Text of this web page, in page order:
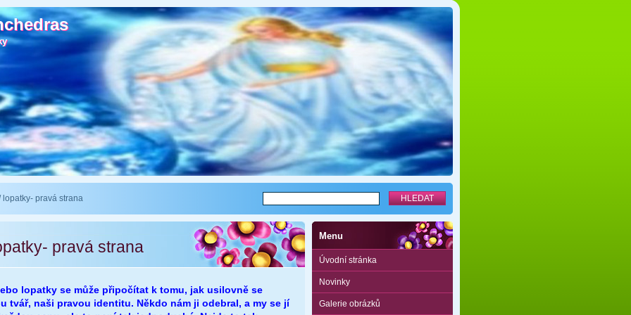
lopatky- pravá strana
pravá strana
lopatky se může připočítat k tomu, jak usilovně se
tvář, naši pravou identitu. Někdo nám ji odebral, a my se jí
Menu
Úvodní stránka
Novinky
Galerie obrázků